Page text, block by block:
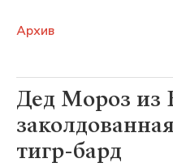
Архив
Дед Мороз из
тигр-бард